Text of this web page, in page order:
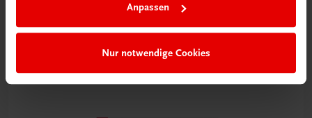
Anpassen
Nur notwendige Cookies
für vegetarisch und vegan geschulte Köchinnen und Köche
TRAUNER-DigiBox